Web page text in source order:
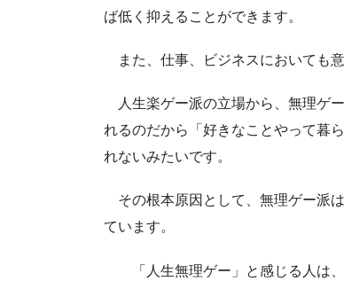
ば低く抑えることができます。
また、仕事、ビジネスにおいても
人生楽ゲー派の立場から、無理ゲ
れるのだから「好きなことやって暮
れないみたいです。
その根本原因として、無理ゲー派
ています。
「人生無理ゲー」と感じる人は、